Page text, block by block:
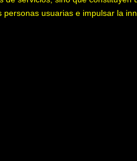
usuarias e impulsar la